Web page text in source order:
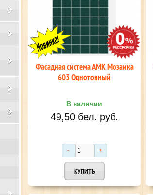
Фасадная система АМК Мозаика
603 Однотонный
В наличии
49,50 бел. руб.